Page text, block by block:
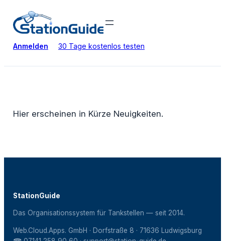
Inhalt
Anmelden 30 Tage kostenlos testen
Hier erscheinen in Kürze Neuigkeiten.
StationGuide
Das Organisationssystem für Tankstellen — seit 2014.
Web.Cloud.Apps. GmbH · Dorfstraße 8 · 71636 Ludwigsburg